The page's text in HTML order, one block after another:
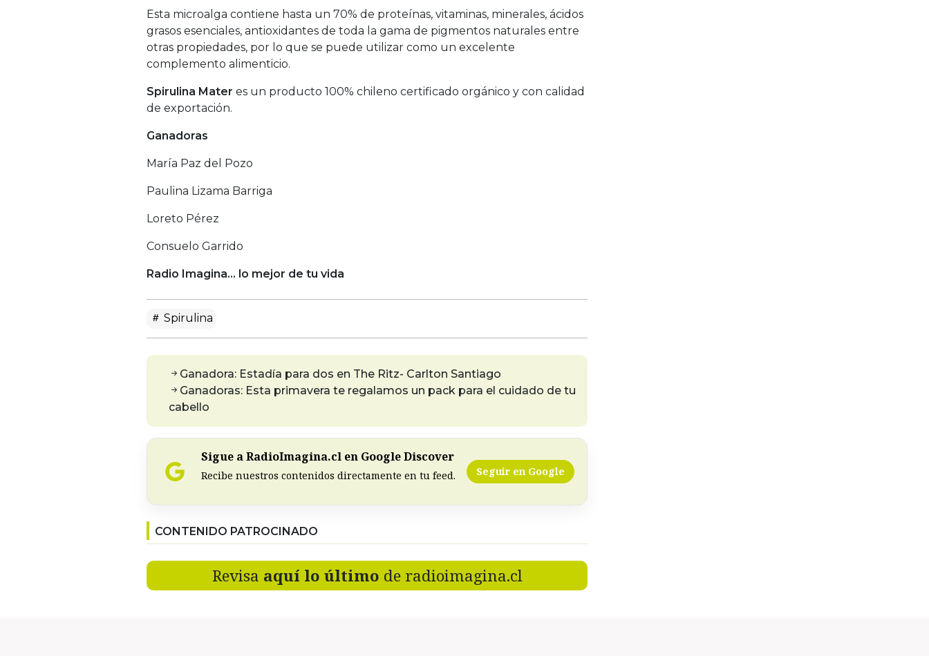
Esta microalga contiene hasta un 70% de proteínas, vitaminas, minerales, ácidos
grasos esenciales, antioxidantes de toda la gama de pigmentos naturales entre
otras propiedades, por lo que se puede utilizar como un excelente
complemento alimenticio.
Spirulina Mater es un producto 100% chileno certificado orgánico y con calidad
de exportación.
Ganadoras
María Paz del Pozo
Paulina Lizama Barriga
Loreto Pérez
Consuelo Garrido
Radio Imagina… lo mejor de tu vida
Spirulina
Ganadora: Estadía para dos en The Ritz- Carlton Santiago
Ganadoras: Esta primavera te regalamos un pack para el cuidado de tu
cabello
Sigue a RadioImagina.cl en Google Discover
Recibe nuestros contenidos directamente en tu feed. Seguir en Google
CONTENIDO PATROCINADO
Revisa aquí lo último de radioimagina.cl